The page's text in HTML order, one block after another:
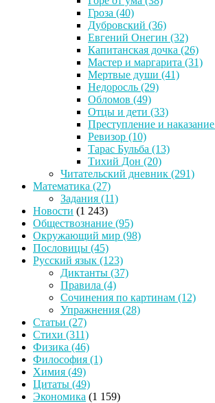
Гроза (40)
Дубровский (36)
Евгений Онегин (32)
Капитанская дочка (26)
Мастер и маргарита (31)
Мертвые души (41)
Недоросль (29)
Обломов (49)
Отцы и дети (33)
Преступление и наказание
Ревизор (10)
Тарас Бульба (13)
Тихий Дон (20)
Читательский дневник (291)
Математика (27)
Задания (11)
Новости (1 243)
Обществознание (95)
Окружающий мир (98)
Пословицы (45)
Русский язык (123)
Диктанты (37)
Правила (4)
Сочинения по картинам (12)
Упражнения (28)
Статьи (27)
Стихи (311)
Физика (46)
Философия (1)
Химия (49)
Цитаты (49)
Экономика (1 159)